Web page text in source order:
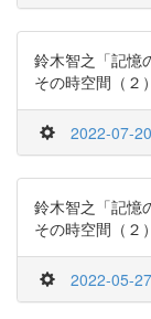
鈴木智之「記憶
その時空間（２
2022-07-
鈴木智之「記憶
その時空間（２
2022-05-